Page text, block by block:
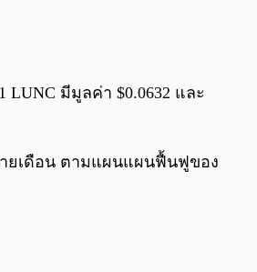
มีมูลค่า $0.0632 และ
ยเดือน ตามแผนแผนฟื้นฟูของ